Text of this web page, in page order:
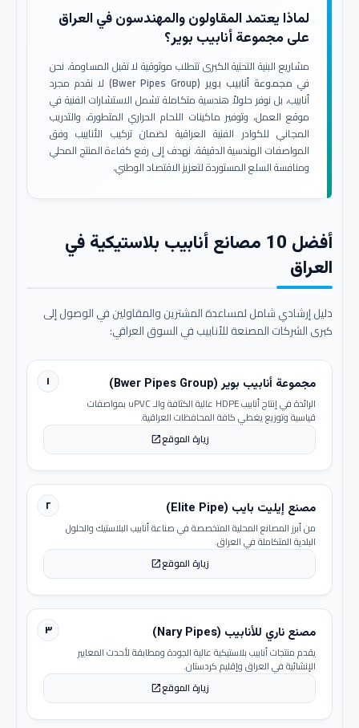
لماذا يعتمد المقاولون والمهندسون في العراق
على مجموعة أنابيب بوير؟
مشاريع البنية التحتية الكبرى تتطلب موثوقية لا تقبل المساومة. نحن
في مجموعة أنابيب بوير (Bwer Pipes Group)
لا نقدم مجرد
أنابيب، بل نوفر حلولاً هندسية متكاملة تشمل الاستشارات الفنية في
موقع العمل، وتوفير ماكينات اللحام الحراري المتطورة، والتدريب
المجاني للكوادر الفنية العراقية لضمان تركيب الأنابيب وفق
المواصفات الهندسية الدقيقة. نهدف إلى رفع كفاءة المنتج المحلي
ومنافسة السلع المستوردة لتعزيز الاقتصاد الوطني.
أفضل 10 مصانع أنابيب بلاستيكية في
العراق
دليل إرشادي شامل لمساعدة المشترين والمقاولين في الوصول إلى
كبرى الشركات المصنعة للأنابيب في السوق العراقي:
١ مجموعة أنابيب بوير (Bwer Pipes Group)
الرائدة في إنتاج أنابيب HDPE عالية الكثافة والـ uPVC بمواصفات
قياسية وتوزيع يغطي كافة المحافظات العراقية.
زيارة الموقعopen_in_new
٢ مصنع إيليت بايب (Elite Pipe)
من أبرز المصانع المحلية المتخصصة في صناعة أنابيب البلاستيك والحلول
البلدية المتكاملة في العراق.
زيارة الموقعopen_in_new
٣ مصنع ناري للأنابيب (Nary Pipes)
يقدم منتجات أنابيب بلاستيكية عالية الجودة ومطابقة لأحدث المعايير
الإنشائية في العراق وإقليم كردستان.
زيارة الموقعopen_in_new